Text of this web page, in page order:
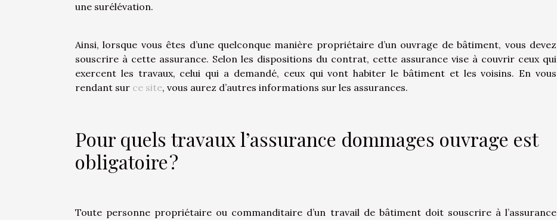
une surélévation.
Ainsi, lorsque vous êtes d’une quelconque manière propriétaire d’un ouvrage de bâtiment, vous devez
souscrire à cette assurance. Selon les dispositions du contrat, cette assurance vise à couvrir ceux qui
exercent les travaux, celui qui a demandé, ceux qui vont habiter le bâtiment et les voisins. En vous
rendant sur ce site, vous aurez d’autres informations sur les assurances.
Pour quels travaux l’assurance dommages ouvrage est
obligatoire ?
Toute personne propriétaire ou commanditaire d’un travail de bâtiment doit souscrire à l’assurance